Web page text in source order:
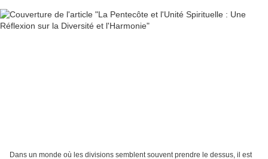
Dans un monde où les divisions semblent souvent prendre le dessus, il est